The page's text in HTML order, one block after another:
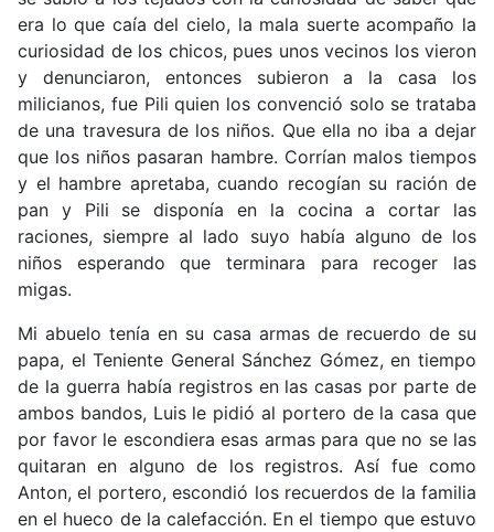
era lo que caía del cielo, la mala suerte acompaño la
curiosidad de los chicos, pues unos vecinos los vieron
y denunciaron, entonces subieron a la casa los
milicianos, fue Pili quien los convenció solo se trataba
de una travesura de los niños. Que ella no iba a dejar
que los niños pasaran hambre. Corrían malos tiempos
y el hambre apretaba, cuando recogían su ración de
pan y Pili se disponía en la cocina a cortar las
raciones, siempre al lado suyo había alguno de los
niños esperando que terminara para recoger las
migas.
Mi abuelo tenía en su casa armas de recuerdo de su
papa, el Teniente General Sánchez Gómez, en tiempo
de la guerra había registros en las casas por parte de
ambos bandos, Luis le pidió al portero de la casa que
por favor le escondiera esas armas para que no se las
quitaran en alguno de los registros. Así fue como
Anton, el portero, escondió los recuerdos de la familia
en el hueco de la calefacción. En el tiempo que estuvo